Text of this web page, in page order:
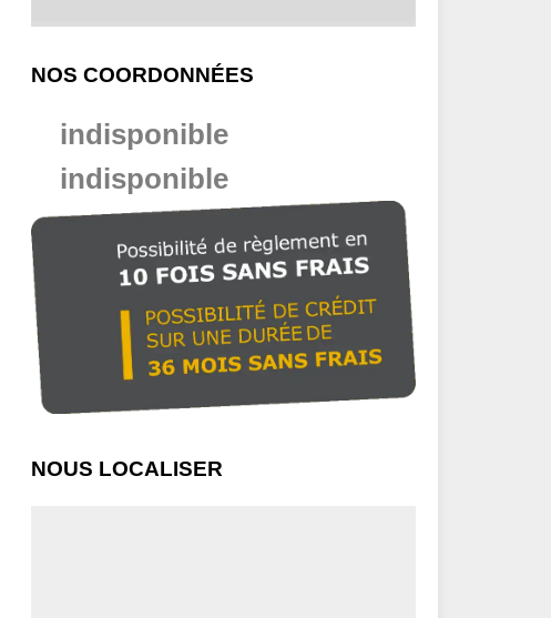
NOS COORDONNÉES
indisponible
indisponible
NOUS LOCALISER